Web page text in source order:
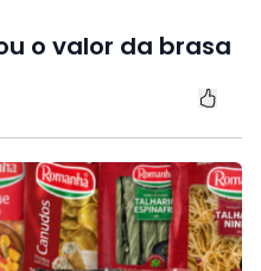
o valor da brasa